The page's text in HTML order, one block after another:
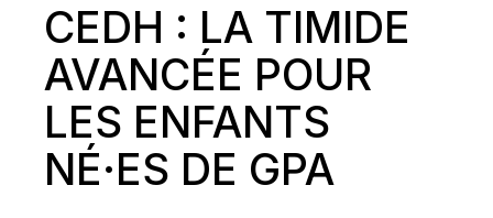
CEDH : LA TIMIDE
AVANCÉE POUR
LES ENFANTS
NÉ·ES DE GPA